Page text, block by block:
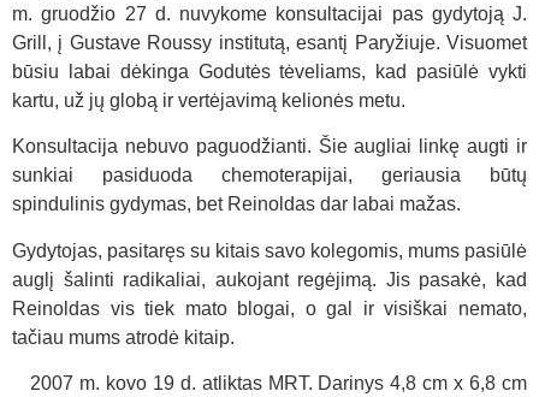
m. gruodžio 27 d. nuvykome konsultacijai pas gydytoją J.
Grill, į Gustave Roussy institutą, esantį Paryžiuje. Visuomet
būsiu labai dėkinga Godutės tėveliams, kad pasiūlė vykti
kartu, už jų globą ir vertėjavimą kelionės metu.
Konsultacija nebuvo paguodžianti. Šie augliai linkę augti ir
sunkiai pasiduoda chemoterapijai, geriausia būtų
spindulinis gydymas, bet Reinoldas dar labai mažas.
Gydytojas, pasitaręs su kitais savo kolegomis, mums pasiūlė
auglį šalinti radikaliai, aukojant regėjimą. Jis pasakė, kad
Reinoldas vis tiek mato blogai, o gal ir visiškai nemato,
tačiau mums atrodė kitaip.
2007 m. kovo 19 d. atliktas MRT. Darinys 4,8 cm x 6,8 cm